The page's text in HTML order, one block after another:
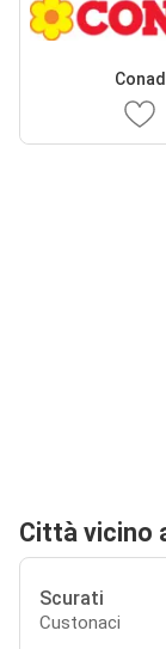
Conad
Città vicino
Scurati
Custonaci